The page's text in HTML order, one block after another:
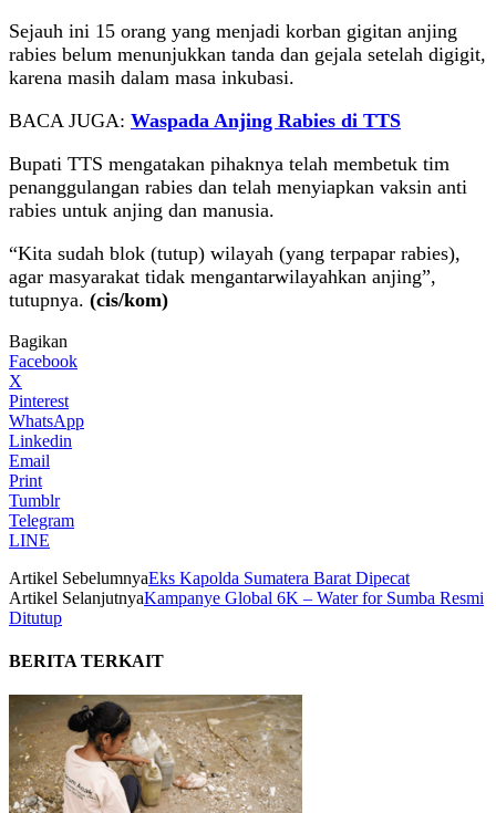
Sejauh ini 15 orang yang menjadi korban gigitan anjing
rabies belum menunjukkan tanda dan gejala setelah digigit,
karena masih dalam masa inkubasi.
BACA JUGA: Waspada Anjing Rabies di TTS
Bupati TTS mengatakan pihaknya telah membetuk tim
penanggulangan rabies dan telah menyiapkan vaksin anti
rabies untuk anjing dan manusia.
“Kita sudah blok (tutup) wilayah (yang terpapar rabies),
agar masyarakat tidak mengantarwilayahkan anjing”,
tutupnya. (cis/kom)
Bagikan
Facebook
X
Pinterest
WhatsApp
Linkedin
Email
Print
Tumblr
Telegram
LINE
Artikel SebelumnyaEks Kapolda Sumatera Barat Dipecat
Artikel SelanjutnyaKampanye Global 6K – Water for Sumba Resmi
Ditutup
BERITA TERKAIT